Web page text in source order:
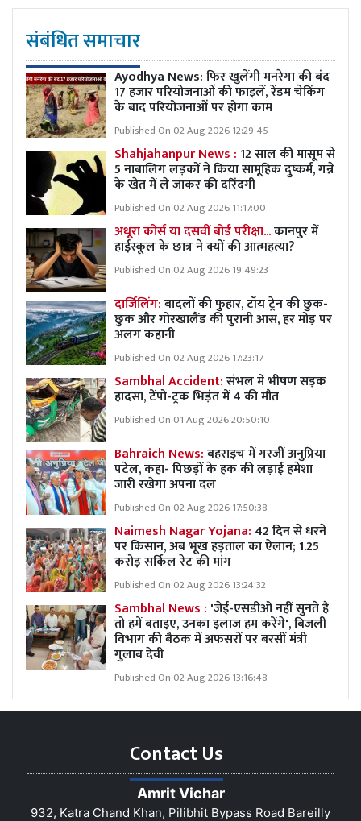
संबंधित समाचार
Ayodhya News: फिर खुलेंगी मनरेगा की बंद
17 हजार परियोजनाओं की फाइलें, रेंडम चेकिंग
के बाद परियोजनाओं पर होगा काम
Published On 02 Aug 2026 12:29:45
Shahjahanpur News :12 साल की मासूम से
5 नाबालिग लड़कों ने किया सामूहिक दुष्कर्म, गन्ने
के खेत में ले जाकर की दरिंदगी
Published On 02 Aug 2026 11:17:00
अधूरा कोर्स या दसवीं बोर्ड परीक्षा...कानपुर में
हाईस्कूल के छात्र ने क्यों की आत्महत्या?
Published On 02 Aug 2026 19:49:23
दार्जिलिंग:बादलों की फुहार, टॉय ट्रेन की छुक-
छुक और गोरखालैंड की पुरानी आस, हर मोड़ पर
अलग कहानी
Published On 02 Aug 2026 17:23:17
Sambhal Accident:संभल में भीषण सड़क
हादसा, टेंपो-ट्रक भिड़ंत में 4 की मौत
Published On 01 Aug 2026 20:50:10
Bahraich News:बहराइच में गरजीं अनुप्रिया
पटेल, कहा- पिछड़ों के हक की लड़ाई हमेशा
जारी रखेगा अपना दल
Published On 02 Aug 2026 17:50:38
Naimesh Nagar Yojana: 42 दिन से धरने
पर किसान, अब भूख हड़ताल का ऐलान; 1.25
करोड़ सर्किल रेट की मांग
Published On 02 Aug 2026 13:24:32
Sambhal News : 'जेई-एसडीओ नहीं सुनते हैं
तो हमें बताइए, उनका इलाज हम करेंगे', बिजली
विभाग की बैठक में अफसरों पर बरसीं मंत्री
गुलाब देवी
Published On 02 Aug 2026 13:16:48
Contact Us
Amrit Vichar
932, Katra Chand Khan, Pilibhit Bypass Road Bareilly